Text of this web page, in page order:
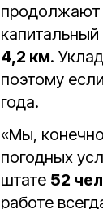
продолжают
4,2 км.
поэтому
года.
«Мы,
погодных
штате 52
работе